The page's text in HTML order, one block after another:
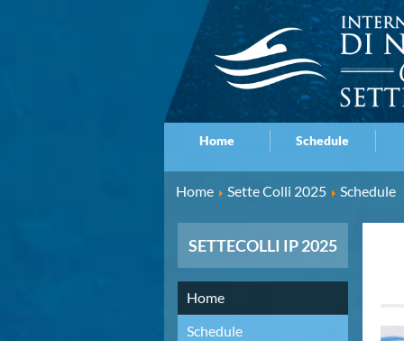
Home Schedule
Home Sette Colli 2025 Schedule
SETTECOLLI IP 2025
Home
Schedule